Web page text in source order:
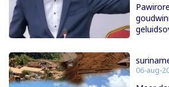
06-aug-